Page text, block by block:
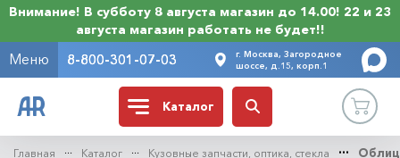
Внимание! В субботу 8 августа магазин до 14.00! 22 и 23
августа магазин работать не будет!!
Меню 8-800-301-07-03
г. Москва, Загородное
шоссе, д.15, корп.1
Каталог
Главная Каталог Кузовные запчасти, оптика, стекла